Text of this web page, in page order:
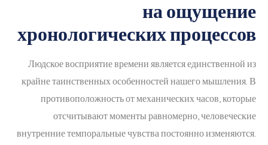
на ощущение
хронологических процессов
Людское восприятие времени является единственной из
крайне таинственных особенностей нашего мышления. В
противоположность от механических часов, которые
отсчитывают моменты равномерно, человеческие
внутренние темпоральные чувства постоянно изменяются.